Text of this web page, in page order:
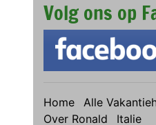
Volg ons op
Home Alle
Over Ronald
Italie